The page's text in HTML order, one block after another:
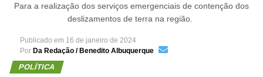
Para a realização dos serviços emergenciais de contenção dos
deslizamentos de terra na região.
Publicado em 16 de janeiro de 2024
Por Da Redação / Benedito Albuquerque
POLÍTICA